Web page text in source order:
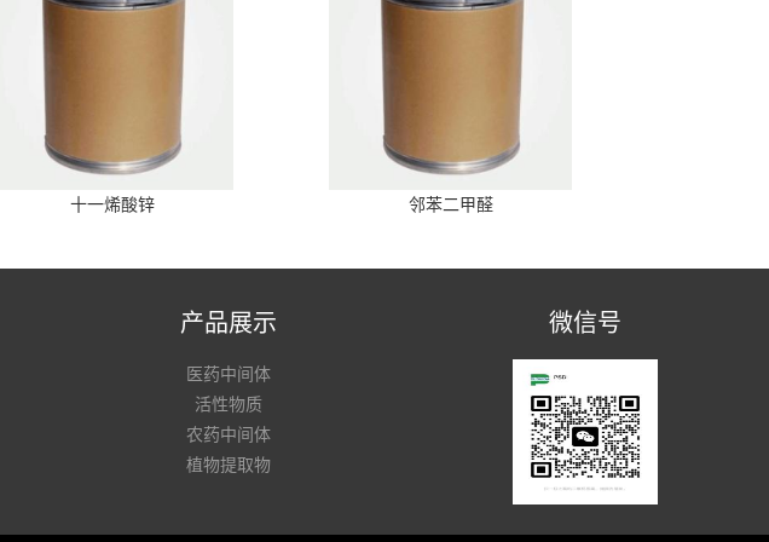
十一烯酸锌 邻苯二甲醛
产品展示
医药中间体
活性物质
农药中间体
植物提取物
微信号